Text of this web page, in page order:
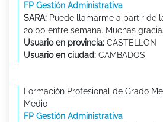
FP Gestión Administrativa
SARA: Puede llamarme a partir de
20:00 entre semana. Muchas
Usuario en provincia: CASTELLON
Usuario en ciudad: CAMBADOS
Formación Profesional de Grado
Medio
FP Gestión Administrativa